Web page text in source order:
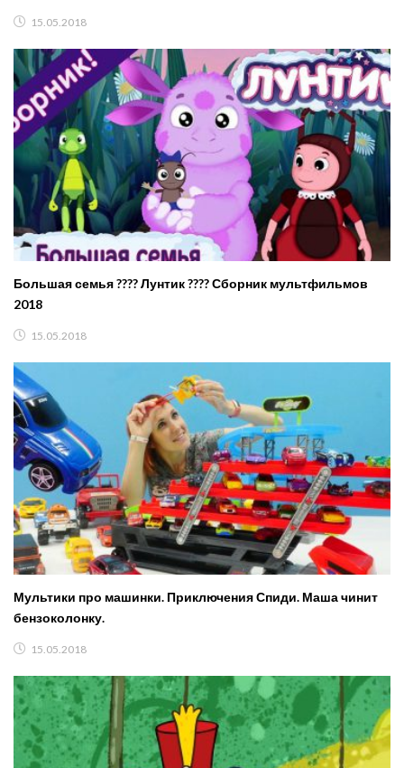
15.05.2018
Большая семья ?‍?‍?‍? Лунтик ?‍?‍?‍? Сборник мультфильмов
2018
15.05.2018
Мультики про машинки. Приключения Спиди. Маша чинит
бензоколонку.
15.05.2018